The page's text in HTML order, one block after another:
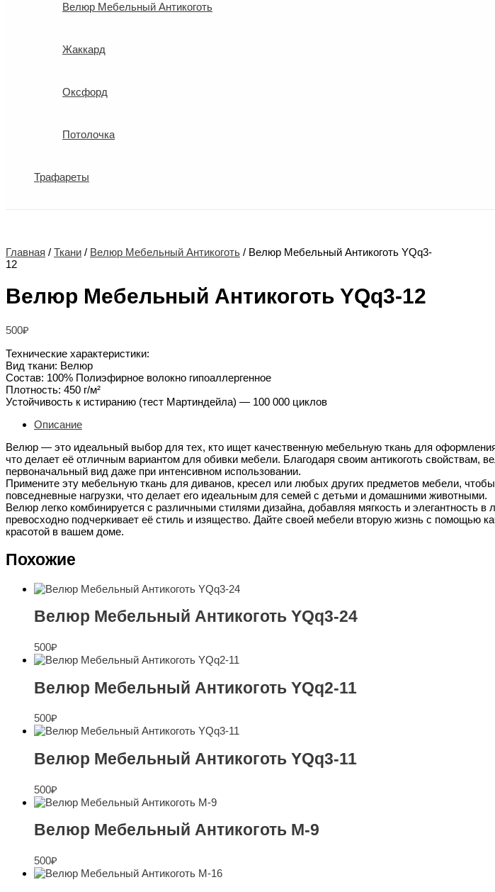
Велюр Мебельный Антикоготь
Жаккард
Оксфорд
Потолочка
Трафареты
Главная / Ткани / Велюр Мебельный Антикоготь / Велюр Мебельный Антикоготь YQq3-
12
Велюр Мебельный Антикоготь YQq3-12
500₽
Технические характеристики:
Вид ткани: Велюр
Состав: 100% Полиэфирное волокно гипоаллергенное
Плотность: 450 г/м²
Устойчивость к истиранию (тест Мартиндейла) — 100 000 циклов
Описание
Велюр — это идеальный выбор для тех, кто ищет качественную мебельную ткань для
что делает её отличным вариантом для обивки мебели. Благодаря своим антикоготь свойствам,
первоначальный вид даже при интенсивном использовании.
Примените эту мебельную ткань для диванов, кресел или любых других предметов мебели,
повседневные нагрузки, что делает его идеальным для семей с детьми и домашними животными.
Велюр легко комбинируется с различными стилями дизайна, добавляя мягкость и
превосходно подчеркивает её стиль и изящество. Дайте своей мебели вторую жизнь с
красотой в вашем доме.
Похожие
Велюр Мебельный Антикоготь YQq3-24
500₽
Велюр Мебельный Антикоготь YQq2-11
500₽
Велюр Мебельный Антикоготь YQq3-11
500₽
Велюр Мебельный Антикоготь M-9
500₽